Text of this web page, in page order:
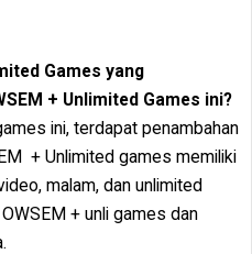
Games yang
+ Unlimited Games ini?
ini, terdapat penambahan
+ Unlimited games memiliki
malam, dan unlimited
+ unli games dan